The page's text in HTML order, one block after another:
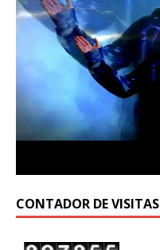
CONTADOR DE VISITAS